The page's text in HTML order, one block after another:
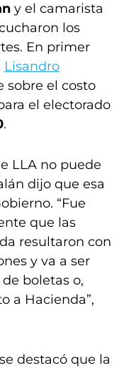
y el camarista
los
En primer
Lisandro
sobre el costo
el electorado
.
LLA no puede
dijo que esa
“Fue
que las
resultaron con
y va a ser
boletas o,
a Hacienda”,
destacó que la